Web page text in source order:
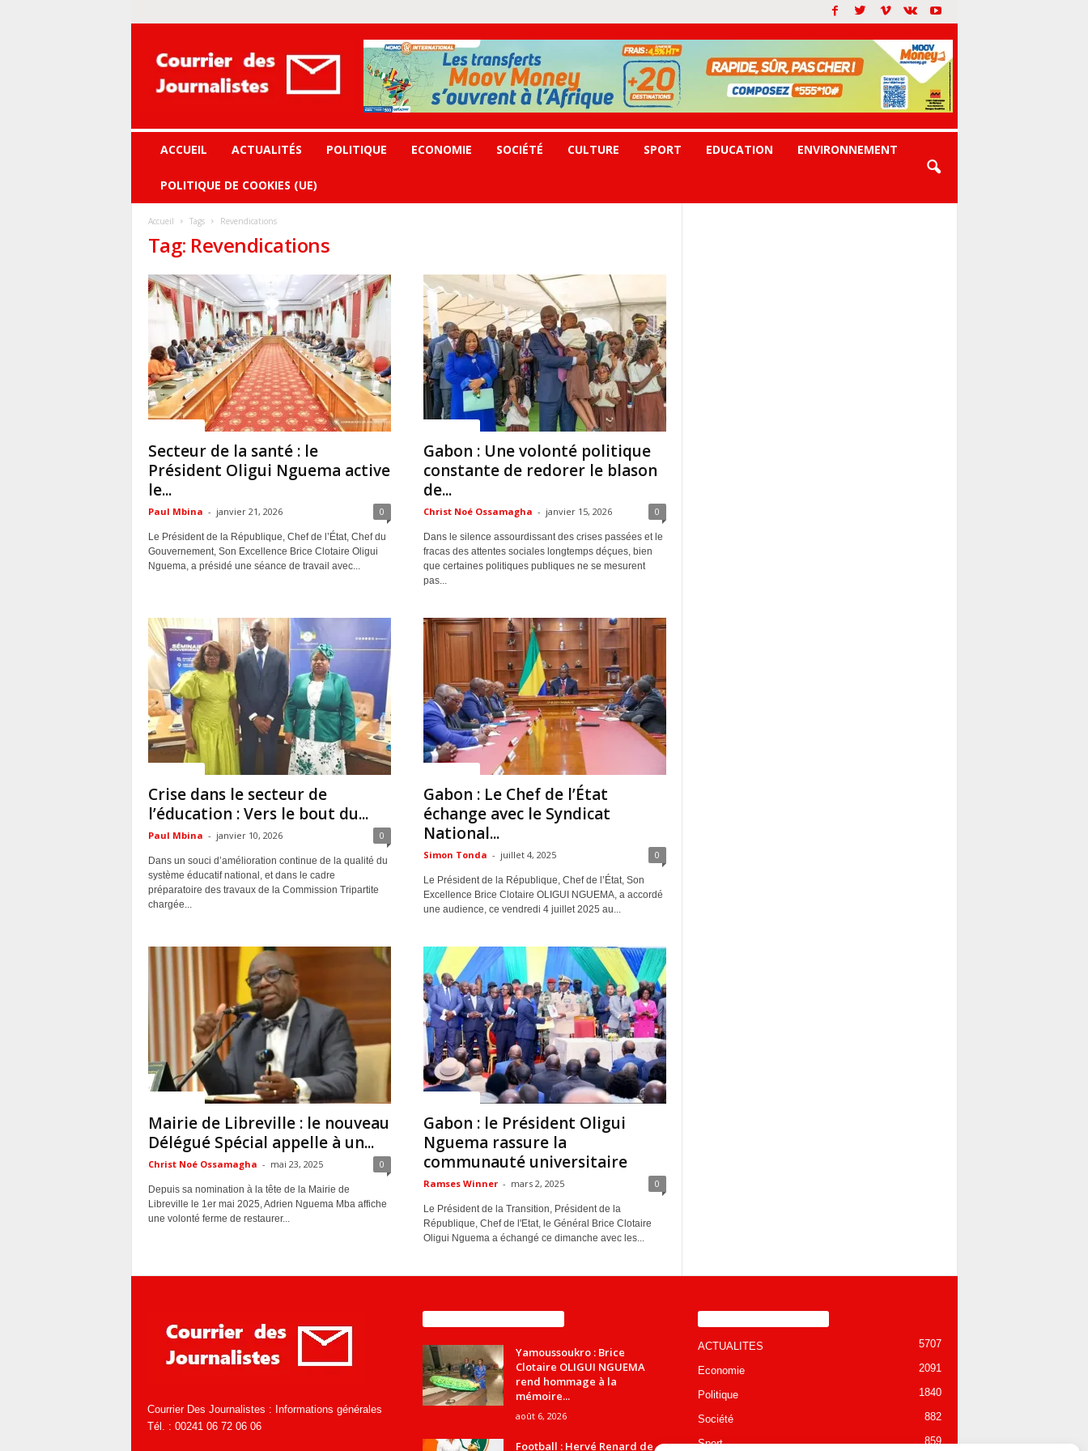
journalistes
ACCUEIL ACTUALITÉS POLITIQUE ECONOMIE SOCIÉTÉ CULTURE SPORT EDUCATION ENVIRONNEMENT
POLITIQUE DE COOKIES (UE)
Accueil Tags Revendications
Tag: Revendications
Secteur de la santé : le
Président Oligui Nguema active
le...
Paul Mbina - janvier 21, 2026 0
Le Président de la République, Chef de l’État, Chef du
Gouvernement, Son Excellence Brice Clotaire Oligui
Nguema, a présidé une séance de travail avec...
Gabon : Une volonté politique
constante de redorer le blason
de...
Christ Noé Ossamagha - janvier 15, 2026 0
Dans le silence assourdissant des crises passées et le
fracas des attentes sociales longtemps déçues, bien
que certaines politiques publiques ne se mesurent
pas...
Crise dans le secteur de
l’éducation : Vers le bout du...
Paul Mbina - janvier 10, 2026 0
Dans un souci d’amélioration continue de la qualité du
système éducatif national, et dans le cadre
préparatoire des travaux de la Commission Tripartite
chargée...
Gabon : Le Chef de l’État
échange avec le Syndicat
National...
Simon Tonda - juillet 4, 2025 0
Le Président de la République, Chef de l’État, Son
Excellence Brice Clotaire OLIGUI NGUEMA, a accordé
une audience, ce vendredi 4 juillet 2025 au...
Mairie de Libreville : le nouveau
Délégué Spécial appelle à un...
Christ Noé Ossamagha - mai 23, 2025 0
Depuis sa nomination à la tête de la Mairie de
Libreville le 1er mai 2025, Adrien Nguema Mba affiche
une volonté ferme de restaurer...
Gabon : le Président Oligui
Nguema rassure la
communauté universitaire
Ramses Winner - mars 2, 2025 0
Le Président de la Transition, Président de la
République, Chef de l'Etat, le Général Brice Clotaire
Oligui Nguema a échangé ce dimanche avec les...
Courrier Des Journalistes : Informations générales
Tél. : 00241 06 72 06 06
Yamoussoukro : Brice
Clotaire OLIGUI NGUEMA
rend hommage à la
mémoire...
août 6, 2026
Football : Hervé Renard de
ACTUALITES 5707
Economie 2091
Politique 1840
Société 882
Sport 859